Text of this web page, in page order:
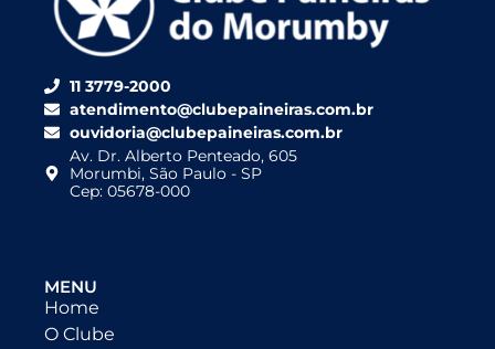
11 3779-2000
atendimento@clubepaineiras.com.br
ouvidoria@clubepaineiras.com.br
Av. Dr. Alberto Penteado, 605
Morumbi, São Paulo - SP
Cep: 05678-000
MENU
Home
O Clube